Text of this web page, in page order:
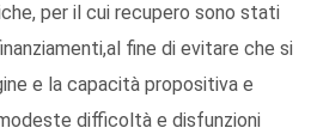
per il cui recupero sono stati
fine di evitare che si
e la capacità propositiva e
difficoltà e disfunzioni